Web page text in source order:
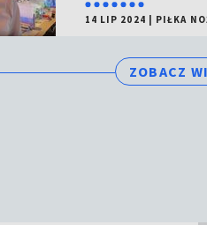
14 LIP 2024 PIŁKA
ZOBACZ